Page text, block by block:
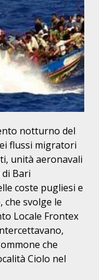
notturno del
flussi migratori
unità aeronavali
Bari
coste pugliesi e
che svolge le
Locale Frontex
che
Ciolo nel